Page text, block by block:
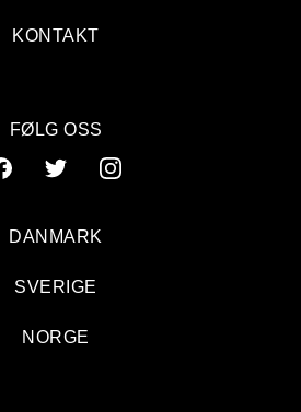
KONTAKT
FØLG OSS
DANMARK
SVERIGE
NORGE